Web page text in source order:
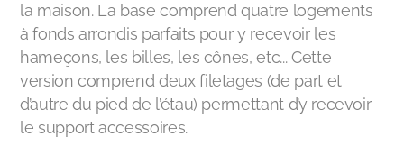
la maison. La base comprend quatre logements
à fonds arrondis parfaits pour y recevoir les
hameçons, les billes, les cônes, etc... Cette
version comprend deux filetages (de part et
d’autre du pied de l’étau) permettant d’y recevoir
le support accessoires.